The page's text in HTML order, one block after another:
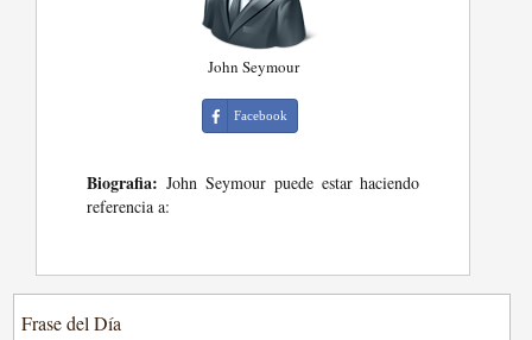
John Seymour
Facebook
Biografia: John Seymour puede estar haciendo
referencia a:
Frase del Día